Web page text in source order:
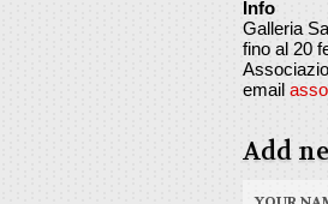
Info
Galleria
fino al 20
email
Add